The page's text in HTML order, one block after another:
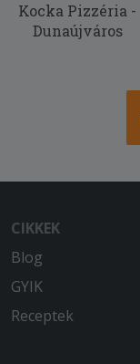
Kocka Pizzéria -
Dunaújváros
CIKKEK
Blog
GYIK
Receptek